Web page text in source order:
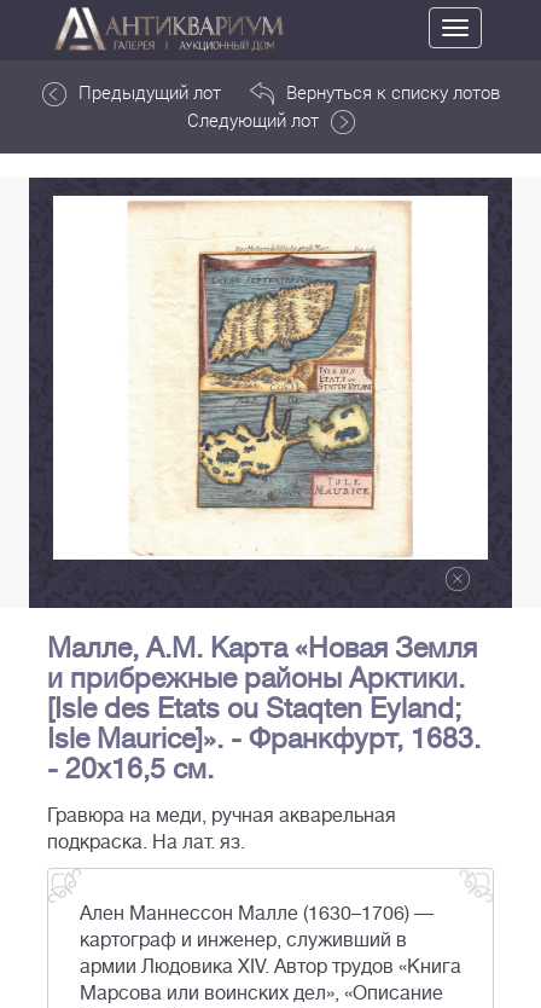
Toggle
navigation
Предыдущий лот
Вернуться к списку лотов
Следующий лот
Малле, А.М. Карта «Новая Земля
и прибрежные районы Арктики.
[Isle des Etats ou Staqten Eyland;
Isle Maurice]». - Франкфурт, 1683.
- 20х16,5 см.
Гравюра на меди, ручная акварельная
подкраска. На лат. яз.
Ален Маннессон Малле (1630–1706) —
картограф и инженер, служивший в
армии Людовика XIV. Автор трудов «Книга
Марсова или воинских дел», «Описание